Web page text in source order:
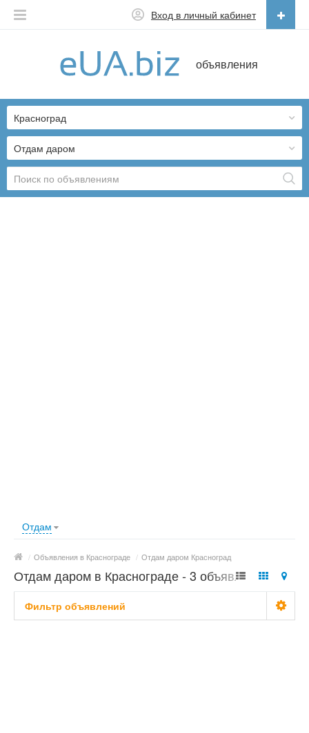
объявления
Вход в личный кабинет
Українська
Отдам даром
Красноград
Отдам
/ Объявления в Краснограде / Отдам даром Красноград
Отдам даром в Краснограде - 3 объявления
Фильтр объявлений